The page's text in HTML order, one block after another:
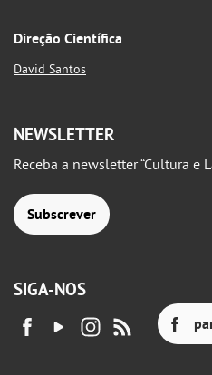
Direção Científica
David Santos
NEWSLETTER
Receba a newsletter “Cultura e
Subscrever
SIGA-NOS